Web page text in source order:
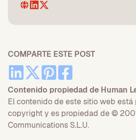
COMPARTE ESTE POST
Contenido propiedad de Human
El contenido de este sitio web
copyright y es propiedad de ©
Communications S.L.U.